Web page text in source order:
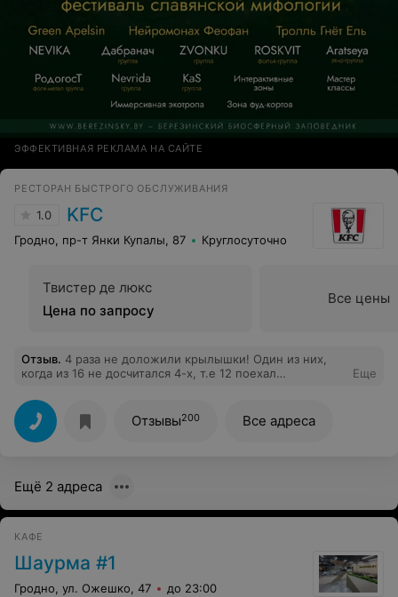
ЭФФЕКТИВНАЯ РЕКЛАМА НА САЙТЕ
РЕСТОРАН БЫСТРОГО ОБСЛУЖИВАНИЯ
1.0 KFC
Гродно, пр-т Янки Купалы, 87 Круглосуточно
Твистер де люкс
Цена по запросу
Все цены
Отзыв. 4 раза не доложили крылышки! Один из них,
когда из 16 не досчитался 4-х, т.е 12 поехал
колой, бонусом и досвидос. Думал, что любитель
крылышек в из персонала, но когда не доложили на
Я.Купалы, подумал, что похоже на установку
персоналу такую. Не докладывать 1-2 крыла в
Еще
Отзывы200 Все адреса
Ещё 2 адреса
КАФЕ
Шаурма #1
Гродно, ул. Ожешко, 47 до 23:00